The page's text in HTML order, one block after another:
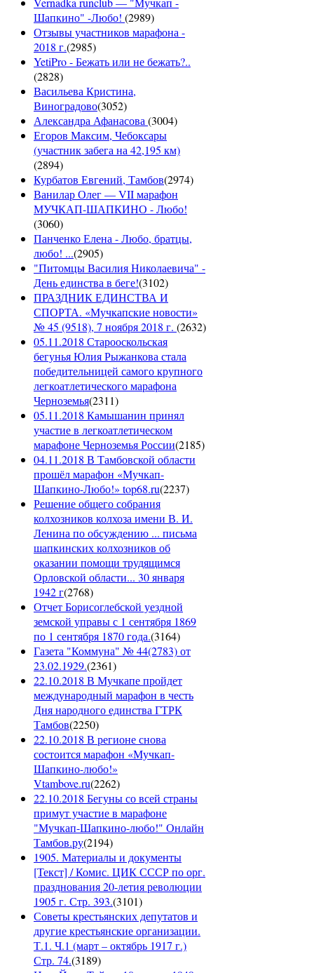
Шапкино" -Любо! (2989)
Отзывы участников марафона -
2018 г.(2985)
YetiPro - Бежать или не бежать?..
(2828)
Васильева Кристина,
Виноградово(3052)
Александра Афанасова(3004)
Егоров Максим, Чебоксары
(участник забега на 42,195 км)
(2894)
Курбатов Евгений, Тамбов(2974)
Ванилар Олег — VII марафон
МУЧКАП-ШАПКИНО - Любо!
(3060)
Панченко Елена - Любо, братцы,
любо! ...(2905)
"Питомцы Василия Николаевича" -
День единства в беге!(3102)
ПРАЗДНИК ЕДИНСТВА И
СПОРТА. «Мучкапские новости»
№ 45 (9518), 7 ноября 2018 г. (2632)
05.11.2018 Старооскольская
бегунья Юлия Рыжанкова стала
победительницей самого крупного
легкоатлетического марафона
Черноземья(2311)
05.11.2018 Камышанин принял
участие в легкоатлетическом
марафоне Черноземья России(2185)
04.11.2018 В Тамбовской области
прошёл марафон «Мучкап-
Шапкино-Любо!» top68.ru(2237)
Решение общего собрания
колхозников колхоза имени В. И.
Ленина по обсуждению ... письма
шапкинских колхозников об
оказании помощи трудящимся
Орловской области... 30 января
1942 г(2768)
Отчет Борисоглебской уездной
земской управы с 1 сентября 1869
по 1 сентября 1870 года.(3164)
Газета "Коммуна" № 44(2783) от
23.02.1929.(2361)
22.10.2018 В Мучкапе пройдет
международный марафон в честь
Дня народного единства ГТРК
Тамбов(2250)
22.10.2018 В регионе снова
состоится марафон «Мучкап-
Шапкино-любо!»
Vtambove.ru(2262)
22.10.2018 Бегуны со всей страны
примут участие в марафоне
"Мучкап-Шапкино-любо!" Онлайн
Тамбов.ру(2194)
1905. Материалы и документы
[Текст] / Комис. ЦИК СССР по орг.
празднования 20-летия революции
1905 г. Стр. 393.(3101)
Советы крестьянских депутатов и
другие крестьянские организации.
Т.1. Ч.1 (март – октябрь 1917 г.)
Стр. 74.(3189)